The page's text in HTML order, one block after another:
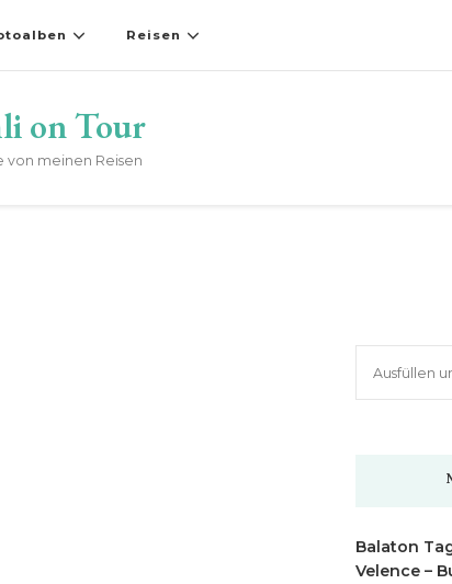
Reisen
on Tour
von meinen Reisen
Balaton
Velence –